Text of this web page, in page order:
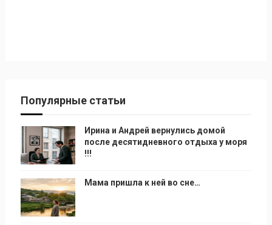
Популярные статьи
Ирина и Андрей вернулись домой
после десятидневного отдыха у моря
!!!
Мама пришла к ней во сне…